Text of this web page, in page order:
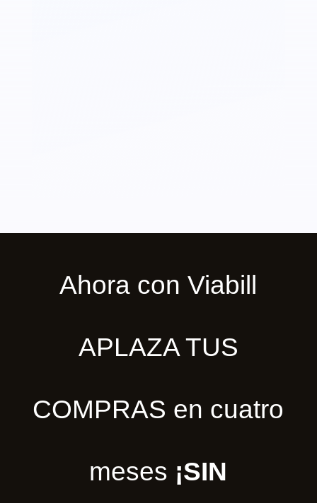
Ahora con Viabill
APLAZA TUS
COMPRAS en cuatro
meses ¡SIN